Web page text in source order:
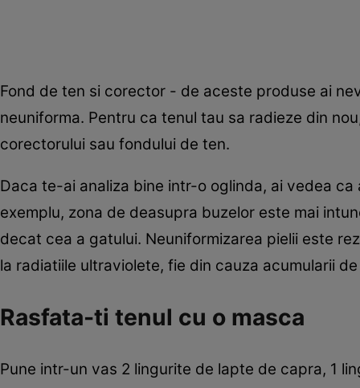
Fond de ten si corector - de aceste produse ai
neuniforma. Pentru ca tenul tau sa radieze din
corectorului sau fondului de ten.
Daca te-ai analiza bine intr-o oglinda, ai vedea
exemplu, zona de deasupra buzelor este mai
decat cea a gatului. Neuniformizarea pielii este
la radiatiile ultraviolete, fie din cauza acumularii
Rasfata-ti tenul cu o masca
Pune intr-un vas 2 lingurite de lapte de capra, 1